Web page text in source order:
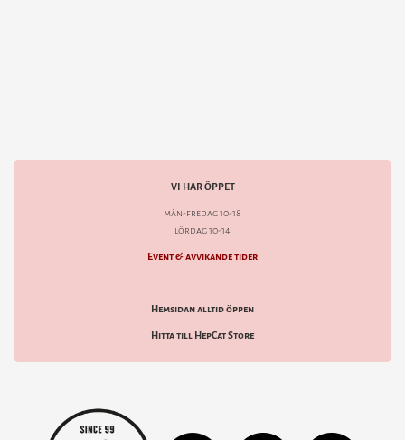
VI HAR ÖPPET
mån-fredag 10-18
lördag 10-14
Event & avvikande tider
Hemsidan alltid öppen
Hitta till HepCat Store